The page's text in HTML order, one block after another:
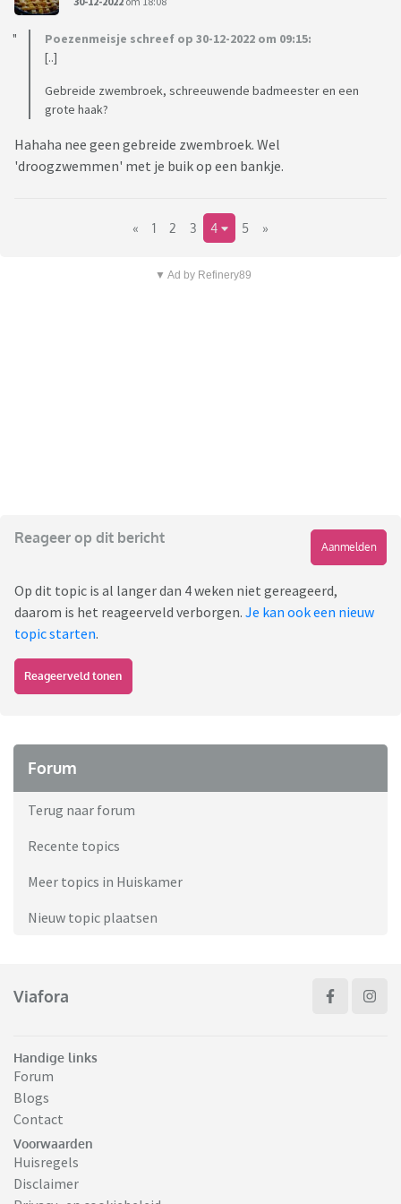
Poezenmeisje schreef op 30-12-2022 om 09:15:
[..]
Gebreide zwembroek, schreeuwende badmeester en een
grote haak?
Hahaha nee geen gebreide zwembroek. Wel
'droogzwemmen' met je buik op een bankje.
« 1 2 3 4 5 »
▼ Ad by Refinery89
Reageer op dit bericht
Aanmelden
Op dit topic is al langer dan 4 weken niet gereageerd,
daarom is het reageerveld verborgen. Je kan ook een nieuw
topic starten.
Reageerveld tonen
Forum
Terug naar forum
Recente topics
Meer topics in Huiskamer
Nieuw topic plaatsen
Viafora
Handige links
Forum
Blogs
Contact
Voorwaarden
Huisregels
Disclaimer